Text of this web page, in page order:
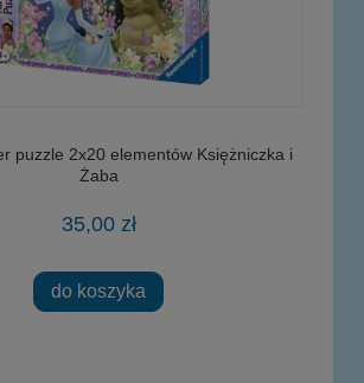
puzzle 2x20 elementów Księżniczka i
Żaba
35,00 zł
do koszyka